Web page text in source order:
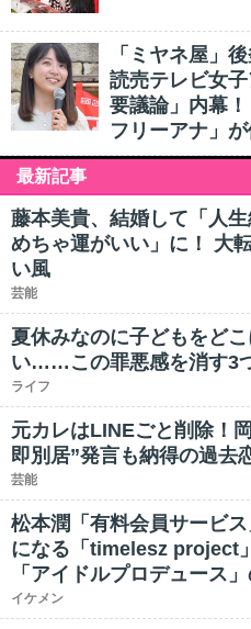
「ミヤネ屋」
読売テレビ女
要議論」内幕
フリーアナ」
最新記事
藤本美貴、結婚して「人
めちゃ運がいい」に！ 大
い風
芸能
夏休みなのに子どもをど
い……この罪悪感を消す3
ライフ
元カレはLINEごと削除！
即別居”発言も納得の過去
芸能
松本潤「有料会員サービ
になる「timelesz project
「アイドルプロデュース
イケメン